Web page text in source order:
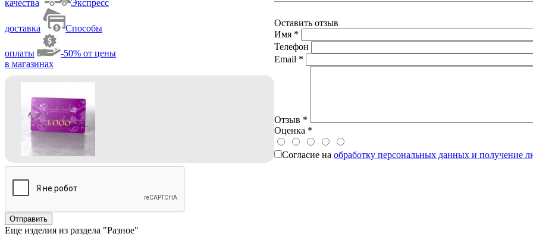
качества Экспресс
доставка Способы
оплаты
-50% от цены
в магазинах
Оставить отзыв
Имя *
Телефон
Email *
Отзыв *
Оценка *
Согласие на обработку персональных данных и получение
Еще изделия из раздела "Разное"